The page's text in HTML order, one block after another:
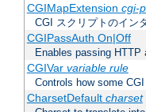
CGIMapExtension cgi-
CGI スクリプトのイン
CGIPassAuth On|Off
Enables passing
CGIVar variable rule
Controls how some
CharsetDefault charset